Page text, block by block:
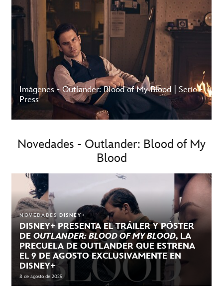
Imágenes - Outlander: Blood of My Blood | Serie -
Press
Novedades - Outlander: Blood of My
Blood
NOVEDADES DISNEY+
DISNEY+ PRESENTA EL TRÁILER Y PÓSTER
DE OUTLANDER: BLOOD OF MY BLOOD, LA
PRECUELA DE OUTLANDER QUE ESTRENA
EL 9 DE AGOSTO EXCLUSIVAMENTE EN
DISNEY+
8 de agosto de 2025